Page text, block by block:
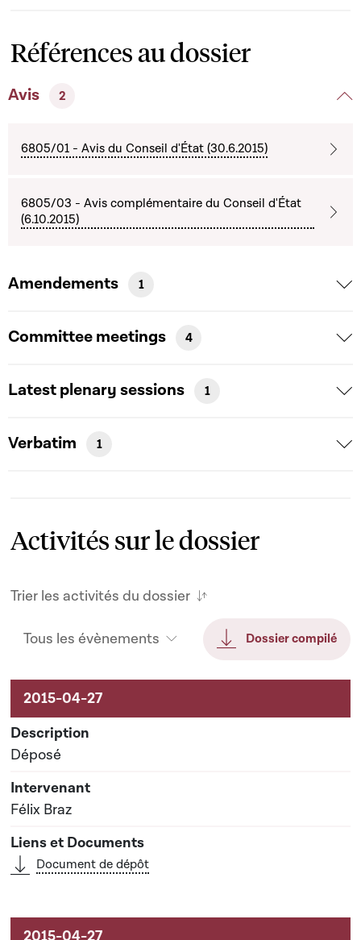
Références au dossier
Avis 2
6805/01 - Avis du Conseil d'État (30.6.2015)
6805/03 - Avis complémentaire du Conseil d'État
(6.10.2015)
Amendements 1
Committee meetings 4
Latest plenary sessions 1
Verbatim 1
Activités sur le dossier
Trier les activités du dossier
Tous les évènements Dossier compilé
Activités sur le dossier
Déposé
Félix Braz
Document de dépôt